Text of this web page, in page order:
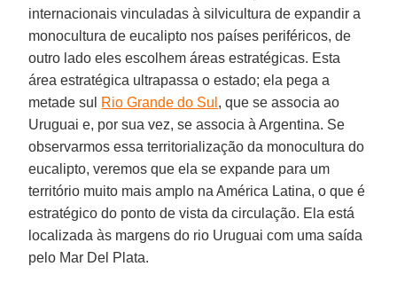
internacionais vinculadas à silvicultura de expandir a
monocultura de eucalipto nos países periféricos, de
outro lado eles escolhem áreas estratégicas. Esta
área estratégica ultrapassa o estado; ela pega a
metade sul Rio Grande do Sul , que se associa ao
Uruguai e, por sua vez, se associa à Argentina. Se
observarmos essa territorialização da monocultura do
eucalipto, veremos que ela se expande para um
território muito mais amplo na América Latina, o que é
estratégico do ponto de vista da circulação. Ela está
localizada às margens do rio Uruguai com uma saída
pelo Mar Del Plata.